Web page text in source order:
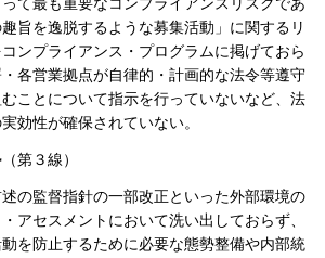
旨を逸脱するような募集活動」に関するリ
ンプライアンス・プログラムに掲げておら
各営業拠点が自律的・計画的な法令等遵守
ことについて指示を行っていないなど、法
効性が確保されていない。
第３線）
の監督指針の一部改正といった外部環境の
アセスメントにおいて洗い出しておらず、
を防止するために必要な態勢整備や内部統